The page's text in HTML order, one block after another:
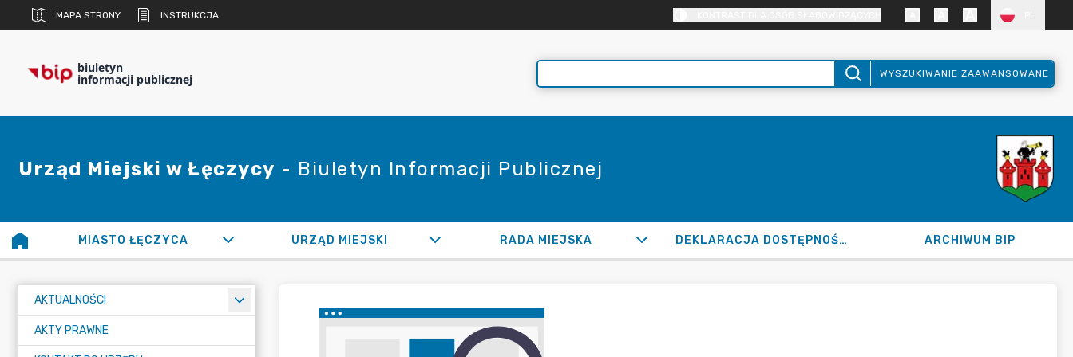
MAPA STRONY INSTRUKCJA
biuletyn
informacji publicznej WYSZUKIWANIE ZAAWANSOWANE
Urząd Miejski w Łęczycy - Biuletyn Informacji Publicznej
MIASTO ŁĘCZYCA URZĄD MIEJSKI RADA MIEJSKA DEKLARACJA DOSTĘPNOŚCI ARCHIWUM BIP
AKTUALNOŚCI
AKTY PRAWNE